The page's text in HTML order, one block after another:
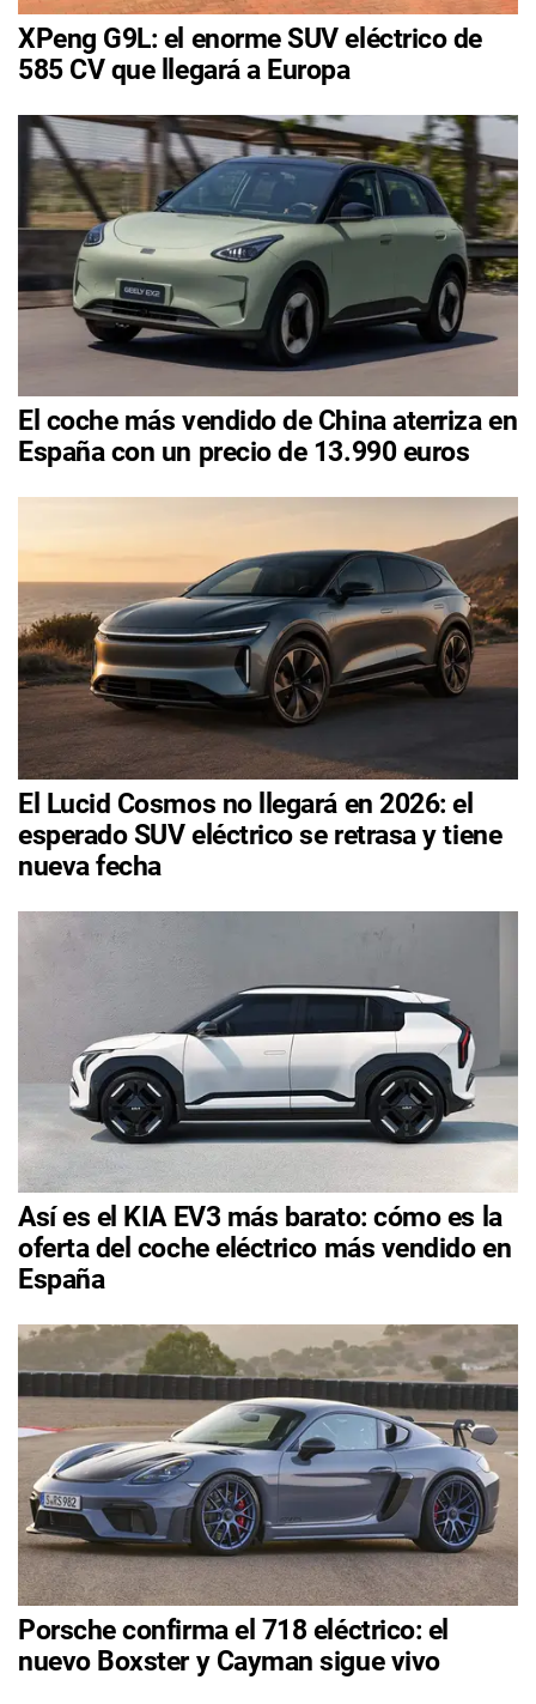
XPeng G9L: el enorme SUV eléctrico de
585 CV que llegará a Europa
El coche más vendido de China aterriza en
España con un precio de 13.990 euros
El Lucid Cosmos no llegará en 2026: el
esperado SUV eléctrico se retrasa y tiene
nueva fecha
Así es el KIA EV3 más barato: cómo es la
oferta del coche eléctrico más vendido en
España
Porsche confirma el 718 eléctrico: el
nuevo Boxster y Cayman sigue vivo